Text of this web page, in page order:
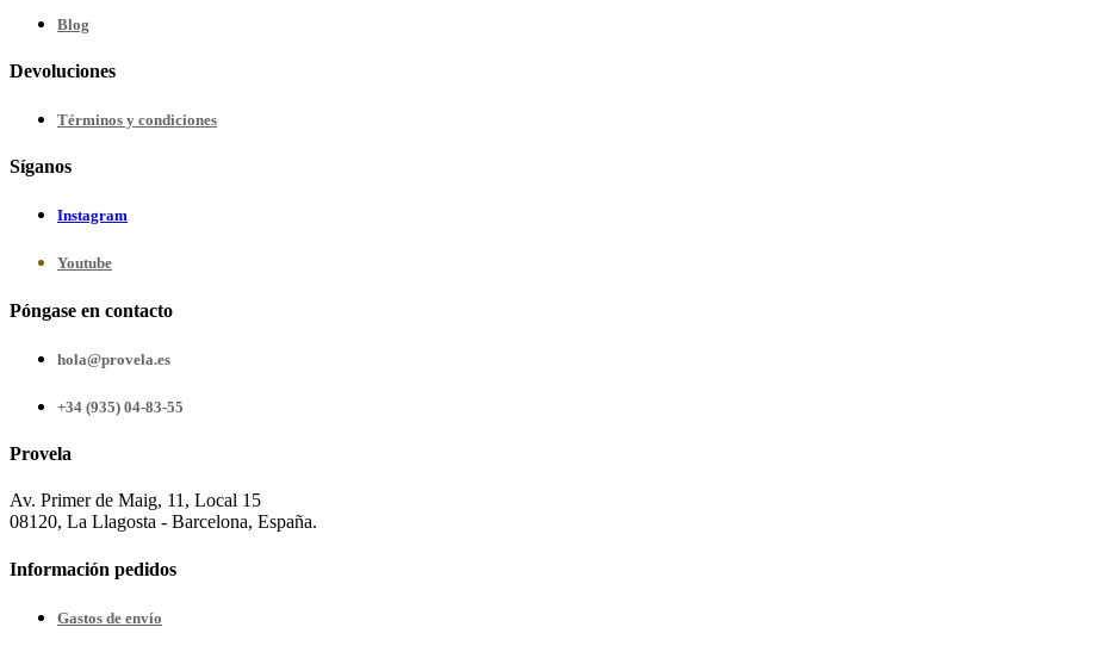
Blog
Devoluciones
Términos y condiciones
Síganos
Instagram
Youtube
Póngase en contacto
hola@provela.es
+34 (935) 04-83-55
Provela
Av. Primer de Maig, 11, Local 15
08120, La Llagosta - Barcelona, España.
Información pedidos
Gastos de envío